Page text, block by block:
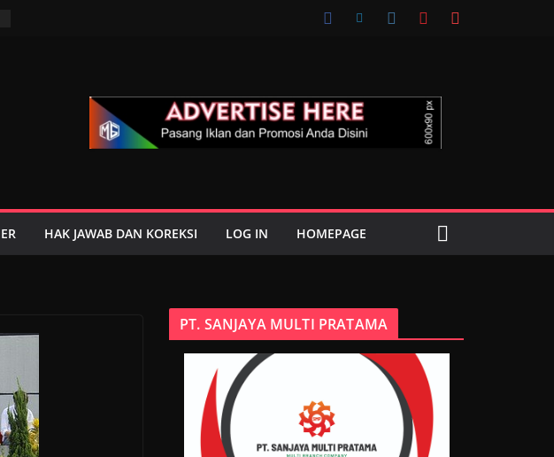
HAK JAWAB DAN KOREKSI LOG IN HOMEPAGE
PT. SANJAYA MULTI PRATAMA